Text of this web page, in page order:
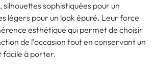
sophistiquées pour un
légers pour un look épuré. Leur force
esthétique qui permet de choisir
de l’occasion tout en conservant un
facile à porter.